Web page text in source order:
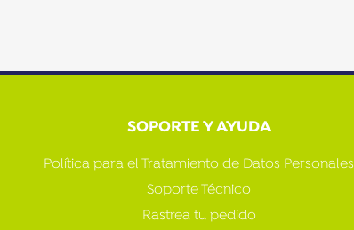
SOPORTE Y AYUDA
Política para el Tratamiento de Datos Personales
Soporte Técnico
Rastrea tu pedido